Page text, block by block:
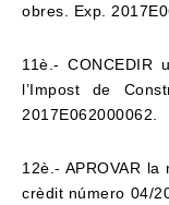
obres. Exp.
11è.- CONCEDIR
l’Impost de
2017E062000062.
12è.- APROVAR
crèdit número 04/